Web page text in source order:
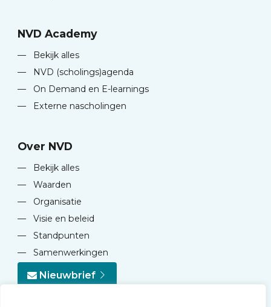
NVD Academy
—
Bekijk alles
—
NVD (scholings)agenda
—
On Demand en E-learnings
—
Externe nascholingen
Over NVD
—
Bekijk alles
—
Waarden
—
Organisatie
—
Visie en beleid
—
Standpunten
—
Samenwerkingen
Nieuwbrief